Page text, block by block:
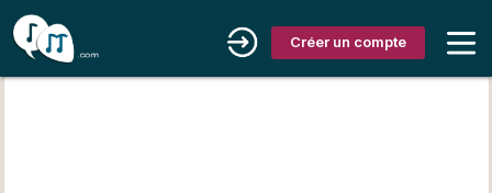
Créer un compte